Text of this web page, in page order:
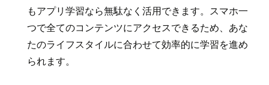
もアプリ学習なら無駄なく活用できます。スマホ一
つで全てのコンテンツにアクセスできるため、あな
たのライフスタイルに合わせて効率的に学習を進め
られます。